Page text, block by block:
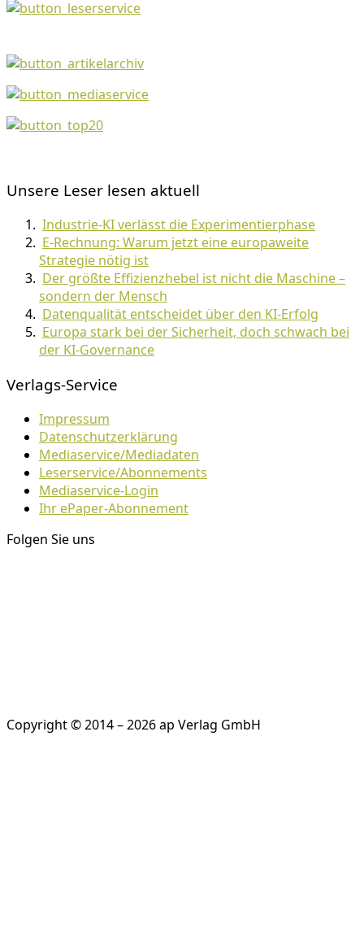
Unsere Leser lesen aktuell
Industrie-KI verlässt die Experimentierphase
E-Rechnung: Warum jetzt eine europaweite
Strategie nötig ist
Der größte Effizienzhebel ist nicht die Maschine –
sondern der Mensch
Datenqualität entscheidet über den KI-Erfolg
Europa stark bei der Sicherheit, doch schwach bei
der KI-Governance
Verlags-Service
Impressum
Datenschutzerklärung
Mediaservice/Mediadaten
Leserservice/Abonnements
Mediaservice-Login
Ihr ePaper-Abonnement
Folgen Sie uns
Copyright © 2014 – 2026 ap Verlag GmbH